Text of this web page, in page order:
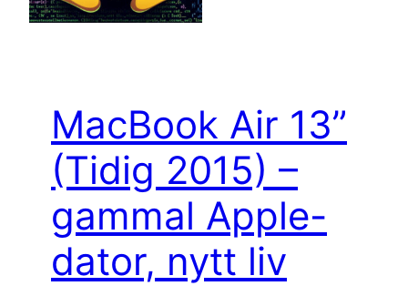
MacBook Air 13”
(Tidig 2015) –
gammal Apple-
dator, nytt liv